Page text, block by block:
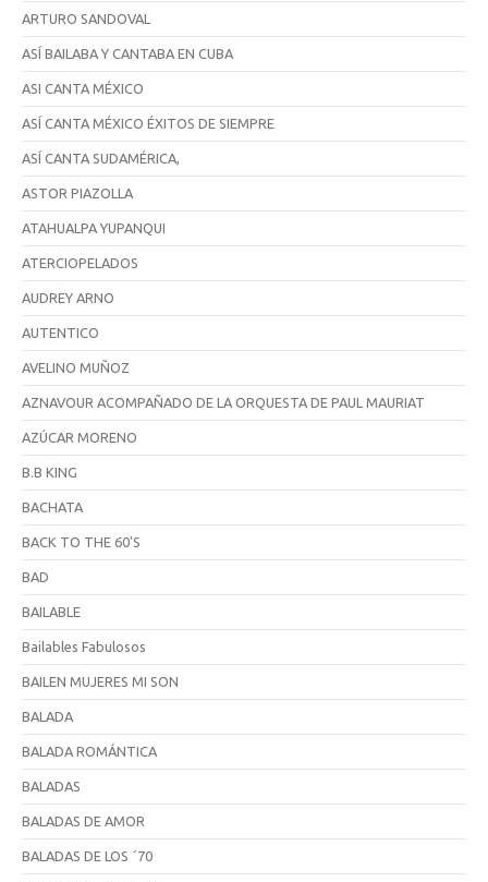
ARTURO SANDOVAL
ASÍ BAILABA Y CANTABA EN CUBA
ASI CANTA MÉXICO
ASÍ CANTA MÉXICO ÉXITOS DE SIEMPRE
ASÍ CANTA SUDAMÉRICA,
ASTOR PIAZOLLA
ATAHUALPA YUPANQUI
ATERCIOPELADOS
AUDREY ARNO
AUTENTICO
AVELINO MUÑOZ
AZNAVOUR ACOMPAÑADO DE LA ORQUESTA DE PAUL MAURIAT
AZÚCAR MORENO
B.B KING
BACHATA
BACK TO THE 60'S
BAD
BAILABLE
Bailables Fabulosos
BAILEN MUJERES MI SON
BALADA
BALADA ROMÁNTICA
BALADAS
BALADAS DE AMOR
BALADAS DE LOS ´70